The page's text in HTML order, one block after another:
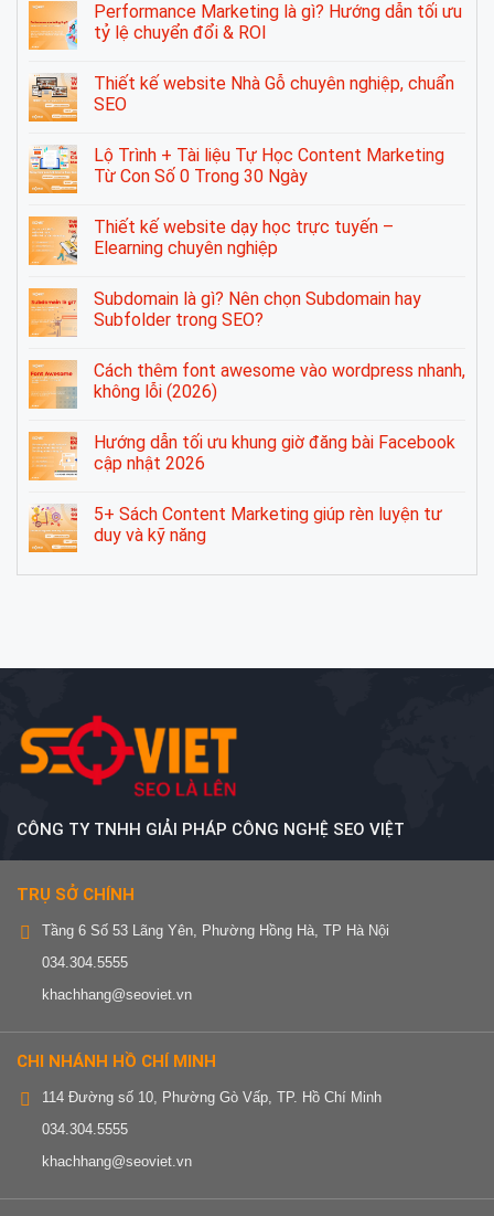
Performance Marketing là gì? Hướng dẫn tối ưu
tỷ lệ chuyển đổi & ROI
Thiết kế website Nhà Gỗ chuyên nghiệp, chuẩn
SEO
Lộ Trình + Tài liệu Tự Học Content Marketing
Từ Con Số 0 Trong 30 Ngày
Thiết kế website dạy học trực tuyến –
Elearning chuyên nghiệp
Subdomain là gì? Nên chọn Subdomain hay
Subfolder trong SEO?
Cách thêm font awesome vào wordpress nhanh,
không lỗi (2026)
Hướng dẫn tối ưu khung giờ đăng bài Facebook
cập nhật 2026
5+ Sách Content Marketing giúp rèn luyện tư
duy và kỹ năng
CÔNG TY TNHH GIẢI PHÁP CÔNG NGHỆ SEO VIỆT
TRỤ SỞ CHÍNH
Tầng 6 Số 53 Lãng Yên, Phường Hồng Hà, TP Hà Nội
034.304.5555
khachhang@seoviet.vn
CHI NHÁNH HỒ CHÍ MINH
114 Đường số 10, Phường Gò Vấp, TP. Hồ Chí Minh
034.304.5555
khachhang@seoviet.vn